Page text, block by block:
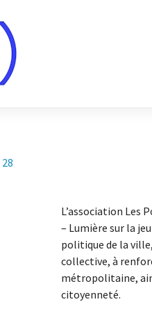
28
L’association Les
– Lumière sur la
politique de la
collective, à
métropolitaine,
citoyenneté.